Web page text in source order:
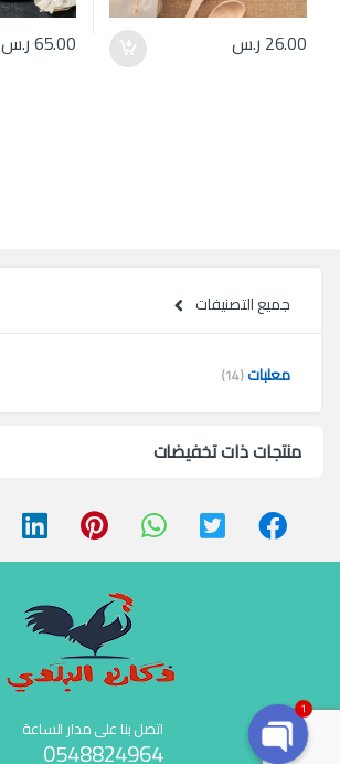
26.00 ر.س 65.00ر.س
جميع التصنيفات
معلبات(14)
منتجات ذات تخفيضات
اتصل بنا على مدار الساعة
0548824964
1